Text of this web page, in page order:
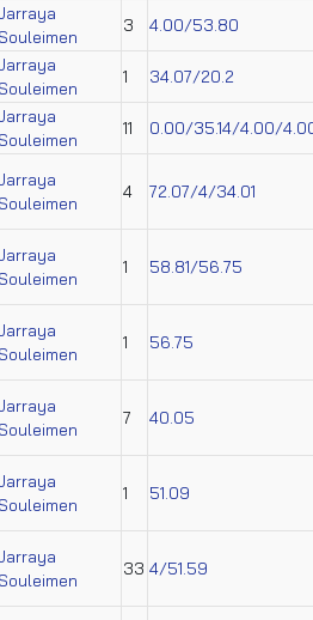
Souleimen
3 4.00/53.80
Souleimen
1 34.07/20.2
Souleimen
11 0.00/35.14/4.00/
Souleimen
4 72.07/4/34.01
Souleimen
1 58.81/56.75
Souleimen
1 56.75
Souleimen
7 40.05
Souleimen
1 51.09
Souleimen
33 4/51.59